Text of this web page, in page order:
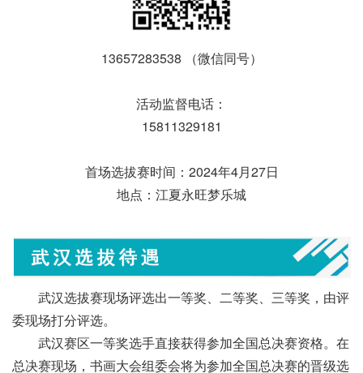
13657283538 （微信同号）
活动监督电话：
15811329181
首场选拔赛时间：2024年4月27日
地点：江夏永旺梦乐城
武汉选拔赛现场评选出一等奖、二等奖、三等奖，由评
委现场打分评选。
武汉赛区一等奖选手直接获得参加全国总决赛资格。在
总决赛现场，书画大会组委会将为参加全国总决赛的晋级选